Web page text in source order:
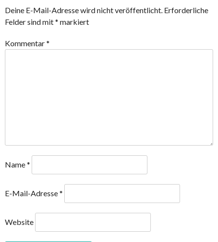
Deine E-Mail-Adresse wird nicht veröffentlicht. Erforderliche
Felder sind mit* markiert
Kommentar*
Name*
E-Mail-Adresse*
Website